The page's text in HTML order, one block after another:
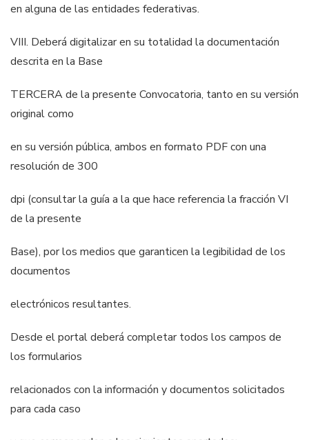
en alguna de las entidades federativas.
VIII. Deberá digitalizar en su totalidad la documentación
descrita en la Base
TERCERA de la presente Convocatoria, tanto en su versión
original como
en su versión pública, ambos en formato PDF con una
resolución de 300
dpi (consultar la guía a la que hace referencia la fracción VI
de la presente
Base), por los medios que garanticen la legibilidad de los
documentos
electrónicos resultantes.
Desde el portal deberá completar todos los campos de
los formularios
relacionados con la información y documentos solicitados
para cada caso